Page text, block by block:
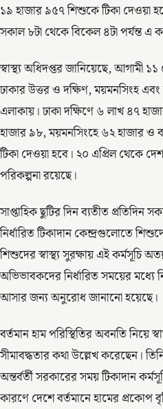
১৯ হাজার ৯৫৭ শিশুকে টিকা দেওয়া
সকাল ৮টা থেকে বিকেল ৪টা পর্যন্ত এ
স্বাস্থ্য অধিদপ্তর জানিয়েছে, আগামী
ঢাকার উত্তর ও দক্ষিণ, ময়মনসিংহ
এলাকায়। ঢাকা দক্ষিণে ৬ লাখ ৪৭
হাজার ৯৮, ময়মনসিংহে ৬২ হাজার ও
টিকা দেওয়া হবে। ২০ এপ্রিল থেকে
পরিকল্পনা রয়েছে।
সাপ্তাহিক ছুটির দিন ব্যতীত প্রতিদিন
নির্ধারিত টিকাদান কেন্দ্রগুলোতে
শিশুদের স্বাস্থ্য সুরক্ষায় এই কর্মসূচি
অভিভাবকদের নির্ধারিত সময়ের মধ্যে
আসার জন্য অনুরোধ জানানো হয়েছে।
বর্তমান হাম পরিস্থিতির অবনতি নিয়ে
সীমাবদ্ধতার কথা উল্লেখ করেছেন।
অন্তর্বর্তী সরকারের সময় টিকাদান
কারণে দেশে বর্তমানে হামের প্রকোপ